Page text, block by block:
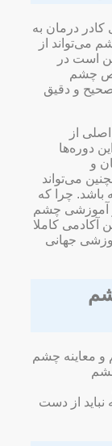
درمان به
می‌تواند از
است در
چشم
صحیح و دقیق
از
دوره‌ها
و
می‌تواند
باشد. چرا که
آموزشی چشم
کاملا
جهانی
معاینه چشم
از دست